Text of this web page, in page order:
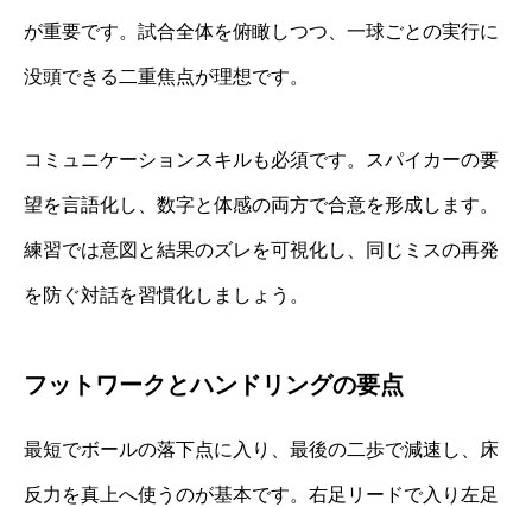
が重要です。試合全体を俯瞰しつつ、一球ごとの実行に
没頭できる二重焦点が理想です。
コミュニケーションスキルも必須です。スパイカーの要
望を言語化し、数字と体感の両方で合意を形成します。
練習では意図と結果のズレを可視化し、同じミスの再発
を防ぐ対話を習慣化しましょう。
フットワークとハンドリングの要点
最短でボールの落下点に入り、最後の二歩で減速し、床
反力を真上へ使うのが基本です。右足リードで入り左足